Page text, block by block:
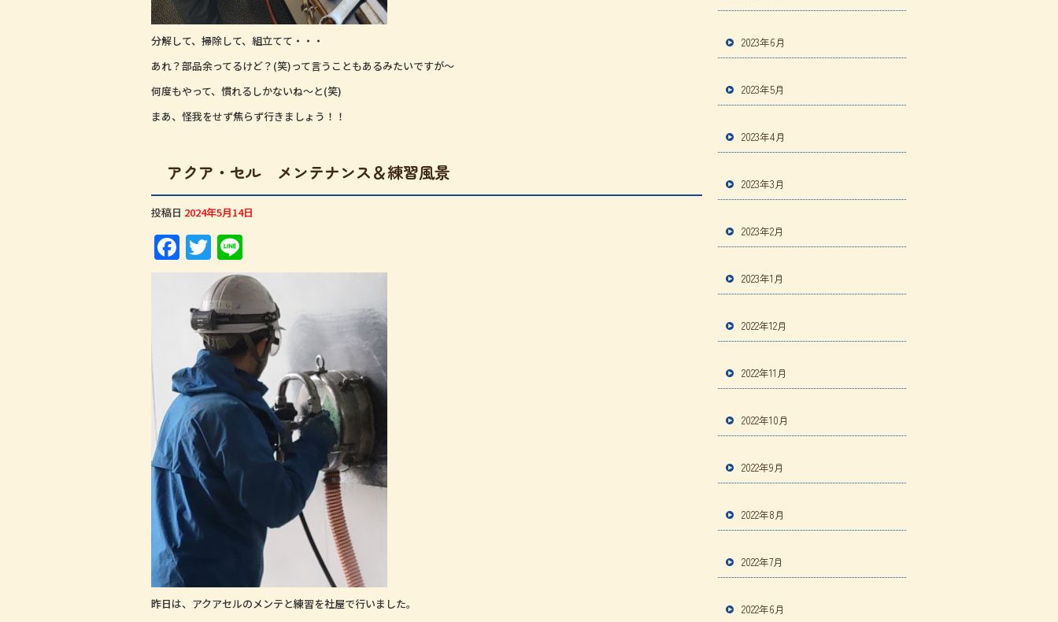
分解して、掃除して、組立てて・・・
あれ？部品余ってるけど？(笑)って言うこともあるみたいですが～
何度もやって、慣れるしかないね～と(笑)
まあ、怪我をせず焦らず行きましょう！！
アクア・セル メンテナンス＆練習風景
投稿日 2024年5月14日
F
a
c
e
o
o
k
T
w
it
te
r
n
昨日は、アクアセルのメンテと練習を社屋で行いました。
2023年6月
2023年5月
2023年4月
2023年3月
2023年2月
2023年1月
2022年12月
2022年11月
2022年10月
2022年9月
2022年8月
2022年7月
2022年6月